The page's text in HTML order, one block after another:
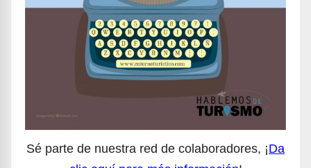
Sé parte de nuestra red de colaboradores, ¡Da